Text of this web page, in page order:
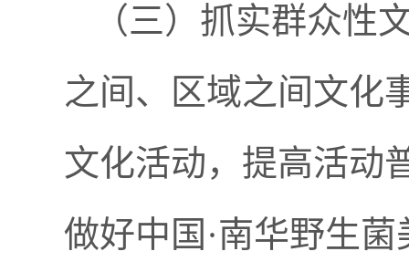
（三）抓实群众性
之间、区域之间文化
文化活动，提高活动
做好中国 ·南华野生